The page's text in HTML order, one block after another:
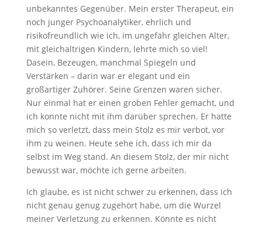
unbekanntes Gegenüber. Mein erster Therapeut, ein
noch junger Psychoanalytiker, ehrlich und
risikofreundlich wie ich, im ungefähr gleichen Alter,
mit gleichaltrigen Kindern, lehrte mich so viel!
Dasein, Bezeugen, manchmal Spiegeln und
Verstärken – darin war er elegant und ein
großartiger Zuhörer. Seine Grenzen waren sicher.
Nur einmal hat er einen groben Fehler gemacht, und
ich konnte nicht mit ihm darüber sprechen. Er hatte
mich so verletzt, dass mein Stolz es mir verbot, vor
ihm zu weinen. Heute sehe ich, dass ich mir da
selbst im Weg stand. An diesem Stolz, der mir nicht
bewusst war, möchte ich gerne arbeiten.
Ich glaube, es ist nicht schwer zu erkennen, dass ich
nicht genau genug zugehört habe, um die Wurzel
meiner Verletzung zu erkennen. Könnte es nicht